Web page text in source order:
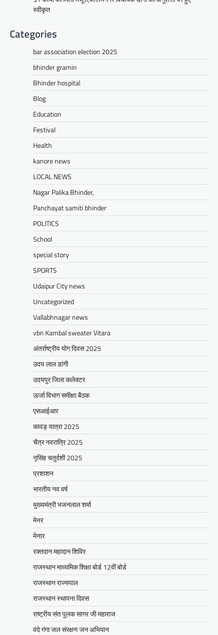
स्वीकृत
Categories
bar association election 2025
bhinder gramin
Bhinder hospital
Blog
Education
Festival
Health
kanore news
LOCAL NEWS
Nagar Palika Bhinder,
Panchayat samiti bhinder
POLITICS
School
special story
SPORTS
Udaipur City news
Uncategorized
Vallabhnagar news
vbn Kambal sweater Vitara
अंतर्राष्ट्रीय योग दिवस 2025
उदय लाल डांगी
उदयपुर जिला कलेक्टर
ऊर्जा विभाग समीक्षा बैठक
एसआईआर
कावड़ यात्रा 2025
चैत्र नवरात्रि 2025
नृसिंह चतुर्दशी 2025
प्रशाशन
भारतीय नव वर्ष
मुख्यमंत्री भजनलाल शर्मा
मेनर
मेनार
रक्तदान महादान शिविर
राजस्थान माध्यमिक शिक्षा बोर्ड 12वीं बोर्ड
राजस्थान राज्यपाल
राजस्थान स्थापना दिवस
राष्ट्रीय संत पुलक सागर जी महाराज
वंदे गंगा जल संरक्षण जन अभियान
ग्राम रथ अभियान पहुंचा लकड़वास, सांसद
अंतिम पायदान पर बैठे व्यक्ति तक योजनाओं का लाभ
पहुंचाने और उसे मुख्यधारा…
Facebook
EmailWhatsApp
Reddit
X
Share
UDAIPUR CITY NEWS
हुआ आयोजन
Mewari Khabar April 22, 2026
मेवाड़ी खबर@उदयपुर।दूर संचार सलाहकार समिति की
बैठक बुधवार को भारत संचार निगम लिमिटेड बीएसएनएल
के सभागार में सांसद उदयपुर डॉ.…
Facebook
EmailWhatsApp
Reddit
X
Share
मुख्यमंत्री का उदयपुर दौरा’मुख्यमंत्री
भजनलाल शर्मा ने उदयपुर जिले को दी
विभिन्न विकास कार्यों की सौगातें’’421
करोड़ रुपये के कार्यों का किया लोकार्पण एवं
शिलान्यास’’महत्वाकांक्षी जल परियोजनाओं
पर हो रहा तेजी से काम’
Mewari Khabar August 2, 2026
मेवाड़ी खबर@उदयपुर/जयपुर। मुख्यमंत्री भजनलाल शर्मा
ने कहा कि राज्य सरकार ने राजस्थान के विकास का
रोडमैप बनाया, जिसके तहत पानी,…
Facebook
EmailWhatsApp
Reddit
X
Share
BLOG
का किया निरीक्षणसेवा शिविरों के माध्यम से
अंतिम व्यक्ति तक पहुंच रही
सरकारआमजन शिविरों का लें अधिकाधिक
लाभ, लोगों की समस्याओं का हर हाल में हो
समाधान, अधिकारी नहीं
Mewari Khabar June 17, 2026
उदयपुर जयपुर 17 जून। मुख्यमंत्री भजनलाल शर्मा ने
बुधवार को उदयपुर प्रवास के दौरान उदयपुर विकास
प्राधिकरण में आयोजित शहरी…
Facebook
EmailWhatsApp
Reddit
X
Share